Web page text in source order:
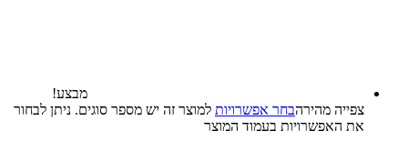
מבצע!
צפייה‬ ‫מהירה‬בחר אפשרויות למוצר זה יש מספר סוגים. ניתן לבחור
את האפשרויות בעמוד המוצר